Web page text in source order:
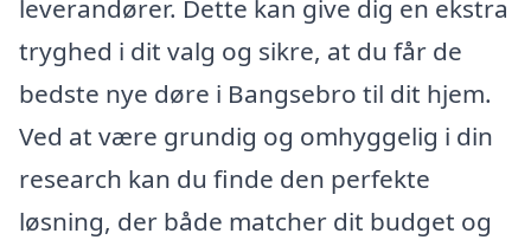
leverandører. Dette kan give dig en ekstra
tryghed i dit valg og sikre, at du får de
bedste nye døre i Bangsebro til dit hjem.
Ved at være grundig og omhyggelig i din
research kan du finde den perfekte
løsning, der både matcher dit budget og